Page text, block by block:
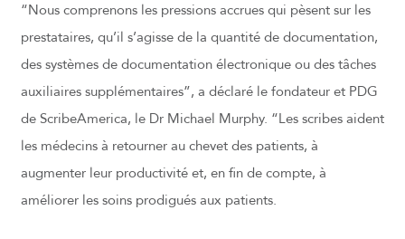
“Nous comprenons les pressions accrues qui pèsent sur les
prestataires, qu’il s’agisse de la quantité de documentation,
des systèmes de documentation électronique ou des tâches
auxiliaires supplémentaires”, a déclaré le fondateur et PDG
de ScribeAmerica, le Dr Michael Murphy. “Les scribes aident
les médecins à retourner au chevet des patients, à
augmenter leur productivité et, en fin de compte, à
améliorer les soins prodigués aux patients.